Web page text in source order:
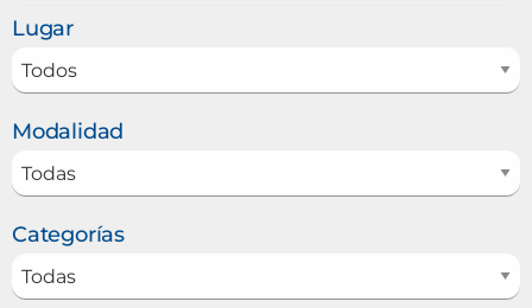
Lugar
Modalidad
Categorías